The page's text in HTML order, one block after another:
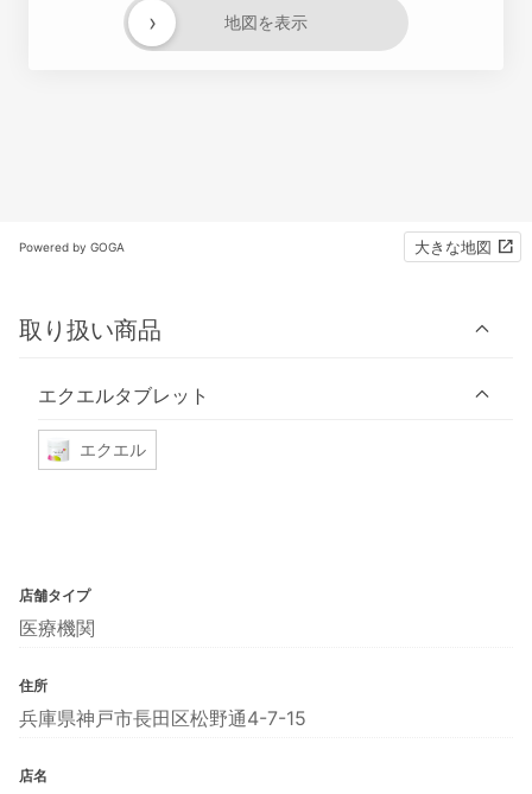
地図を表示
›
Powered by GOGA 大きな地図
取り扱い商品
エクエルタブレット
エクエル
店舗タイプ
医療機関
住所
兵庫県神戸市長田区松野通4-7-15
店名